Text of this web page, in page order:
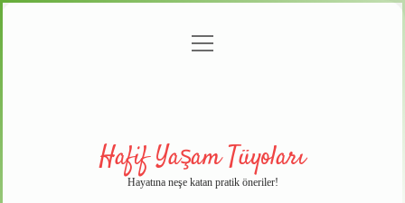
menüyü
Hafif Yaşam Tüyoları
Hayatına neşe katan pratik öneriler!